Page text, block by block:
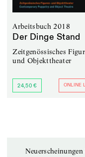
Arbeitsbuch 2018
Der Dinge Stand
Zeitgenössisches
und Objekttheater
24,50 € ONLINE